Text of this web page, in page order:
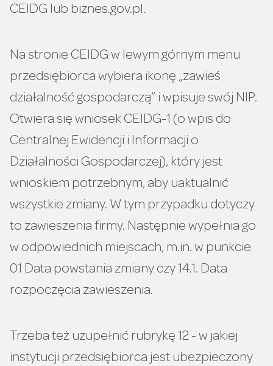
CEIDG lub biznes.gov.pl.
Na stronie CEIDG w lewym górnym menu
przedsiębiorca wybiera ikonę „zawieś
działalność gospodarczą” i wpisuje swój NIP.
Otwiera się wniosek CEIDG-1 (o wpis do
Centralnej Ewidencji i Informacji o
Działalności Gospodarczej), który jest
wnioskiem potrzebnym, aby uaktualnić
wszystkie zmiany. W tym przypadku dotyczy
to zawieszenia firmy. Następnie wypełnia go
w odpowiednich miejscach, m.in. w punkcie
01 Data powstania zmiany czy 14.1. Data
rozpoczęcia zawieszenia.
Trzeba też uzupełnić rubrykę 12 - w jakiej
instytucji przedsiębiorca jest ubezpieczony